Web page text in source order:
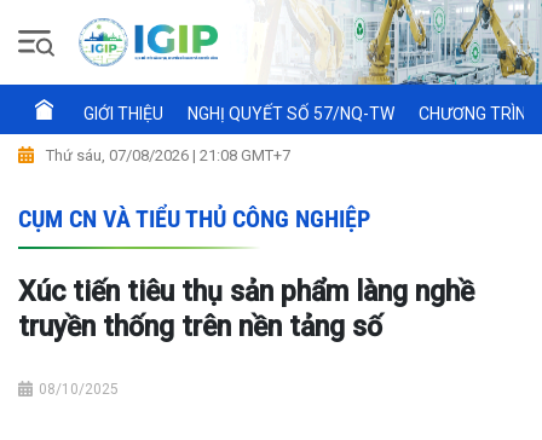
GIỚI THIỆU NGHỊ QUYẾT SỐ 57/NQ-TW CHƯƠNG
Thứ sáu, 07/08/2026 | 21:08 GMT+7
CỤM CN VÀ TIỂU THỦ CÔNG NGHIỆP
Xúc tiến tiêu thụ sản phẩm làng nghề
truyền thống trên nền tảng số
08/10/2025